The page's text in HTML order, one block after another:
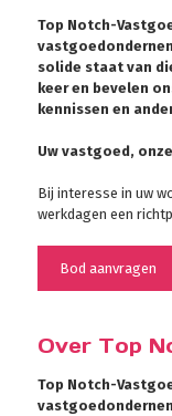
Top Notch-
solide staat van
keer en bevelen
kennissen en
Uw vastgoed,
Bij interesse in uw
werkdagen een
Bod aanvragen
Over Top
Top Notch-